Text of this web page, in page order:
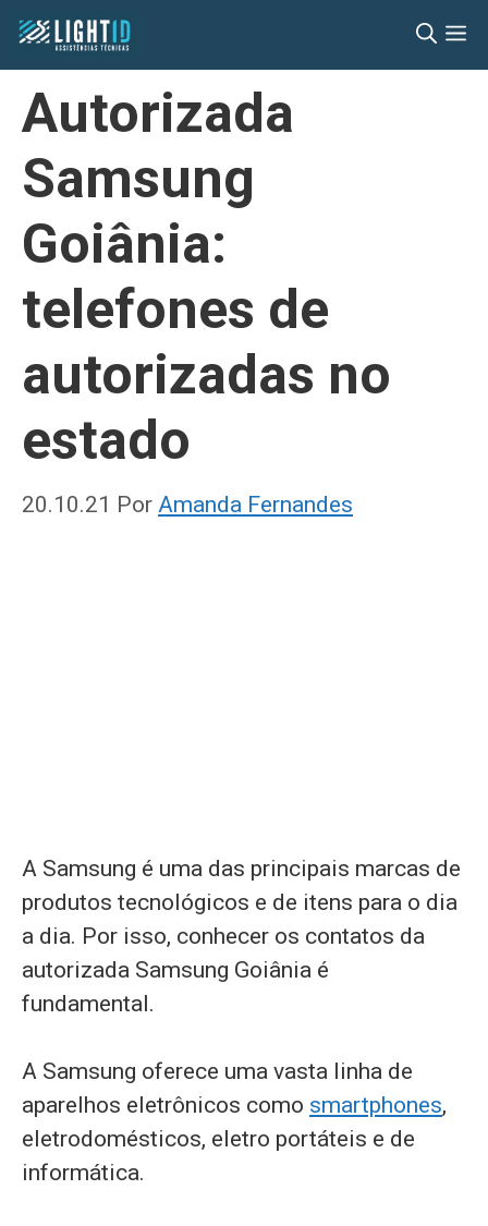
Pular
para
conteúdo
Autorizada
Samsung
Goiânia:
telefones de
autorizadas no
estado
20.10.21 Por Amanda Fernandes
A Samsung é uma das principais marcas de
produtos tecnológicos e de itens para o dia
a dia. Por isso, conhecer os contatos da
autorizada Samsung Goiânia é
fundamental.
A Samsung oferece uma vasta linha de
aparelhos eletrônicos como smartphones,
eletrodomésticos, eletro portáteis e de
informática.